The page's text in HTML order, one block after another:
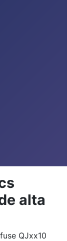
alta
QJxx10